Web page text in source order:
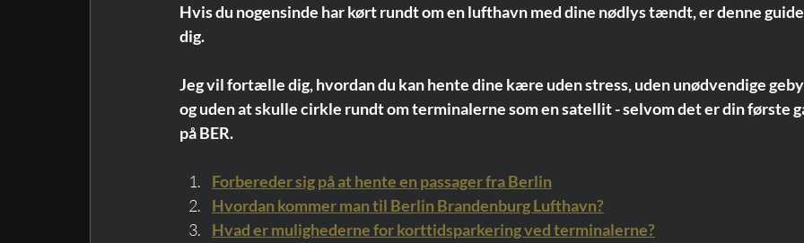
Hvis du nogensinde har kørt rundt om en lufthavn med dine nødlys tændt, er denne
dig.
Jeg vil fortælle dig, hvordan du kan hente dine kære uden stress, uden unødvendige
og uden at skulle cirkle rundt om terminalerne som en satellit - selvom det er din første
på BER.
Forbereder sig på at hente en passager fra Berlin
Hvordan kommer man til Berlin Brandenburg Lufthavn?
Hvad er mulighederne for korttidsparkering ved terminalerne?